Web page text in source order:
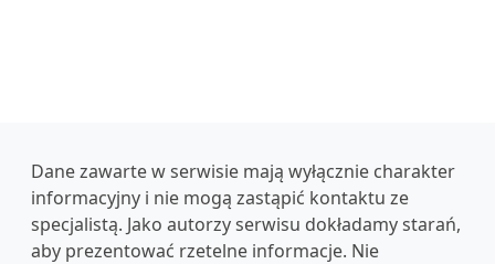
Dane zawarte w serwisie mają wyłącznie charakter
informacyjny i nie mogą zastąpić kontaktu ze
specjalistą. Jako autorzy serwisu dokładamy starań,
aby prezentować rzetelne informacje. Nie